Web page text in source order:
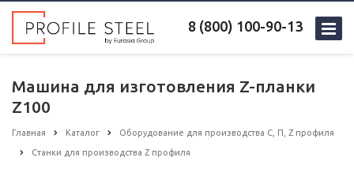
8 (800) 100-90-13
Машина для изготовления Z-планки
Z100
Главная Каталог Оборудование для производства С, П, Z профиля
Станки для производства Z профиля